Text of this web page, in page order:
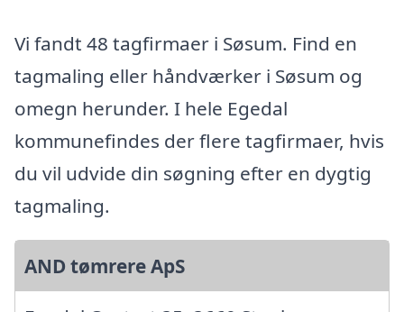
Vi fandt 48 tagfirmaer i Søsum. Find en
tagmaling eller håndværker i Søsum og
omegn herunder. I hele Egedal
kommunefindes der flere tagfirmaer, hvis
du vil udvide din søgning efter en dygtig
tagmaling.
AND tømrere ApS